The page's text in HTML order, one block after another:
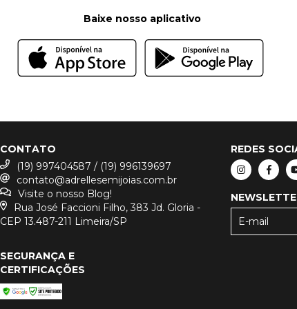
Baixe nosso aplicativo
CONTATO
(19) 997404587 / (19) 996139697
contato@adrellesemijoias.com.br
Visite o nosso Blog!
Rua José Faccioni Filho, 383 Jd. Gloria -
CEP 13.487-211 Limeira/SP
REDES
SEGURANÇA E
CERTIFICAÇÕES